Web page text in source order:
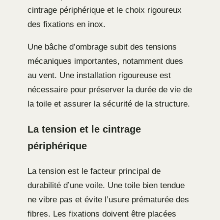
cintrage périphérique et le choix rigoureux
des fixations en inox.
Une bâche d’ombrage subit des tensions
mécaniques importantes, notamment dues
au vent. Une installation rigoureuse est
nécessaire pour préserver la durée de vie de
la toile et assurer la sécurité de la structure.
La tension et le cintrage
périphérique
La tension est le facteur principal de
durabilité d’une voile. Une toile bien tendue
ne vibre pas et évite l’usure prématurée des
fibres. Les fixations doivent être placées